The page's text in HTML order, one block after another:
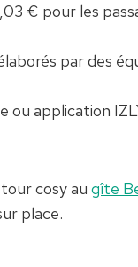
€ pour les
par des
ou application
cosy au gîte
place.